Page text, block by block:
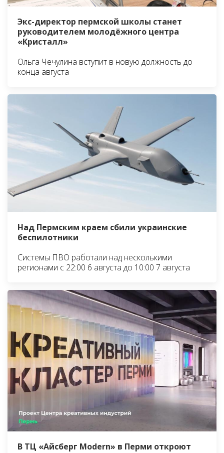
Экс-директор пермской школы станет
руководителем молодёжного центра
«Кристалл»
Ольга Чечулина вступит в новую должность до
конца августа
Над Пермским краем сбили украинские
беспилотники
Системы ПВО работали над несколькими
регионами с 22:00 6 августа до 10:00 7 августа
В ТЦ «Айсберг Modern» в Перми откроют